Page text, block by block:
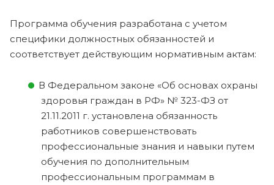
Программа обучения разработана с учетом
специфики должностных обязанностей и
соответствует действующим нормативным актам:
В Федеральном законе «Об основах охраны
здоровья граждан в РФ» № 323-ФЗ от
21.11.2011 г. установлена обязанность
работников совершенствовать
профессиональные знания и навыки путем
обучения по дополнительным
профессиональным программам в